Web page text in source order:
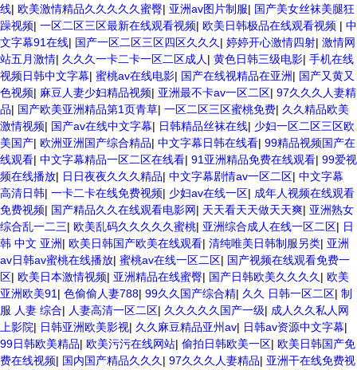
线| 欧美激情精品久久久久久蜜臀| 亚洲av图片制服| 国产美女丝袜美腿狂
躁视频| 一区二区三区最新在线观看视频| 欧美日韩极品在线观看视频 | 中
文字幕91在线| 国产一区二区三区四区久久久 | 婷婷开心激情四射| 激情网
站五月激情| 久久久一卡二卡一区二区成人 | 黄色日韩三级电影| 手机在线
视频日韩中文字幕| 蜜桃av在线电影| 国产在线视精品在亚洲| 国产又黄又
色视频| 麻豆人妻少妇精品视频| 亚洲最不卡av一区二区| 97久久久人妻精
品| 国产欧美亚洲精品第1页青草| 一区二区三区蜜桃免费| 久久精品欧美
激情视频| 国产av在线中文字幕| 日韩精品丝袜在线| 少妇一区二区三区欧
美国产| 欧洲亚洲国产综合精品| 中文字幕日韩在线看| 99精品视频国产在
线观看| 中文字幕精品一区二区在线看| 91亚洲精品免费在线观看| 99爱视
频在线播放| 日日夜夜久久久精品| 中文字幕剧情av一区二区| 中文字幕
高清日韩| 一卡二卡在线免费视频| 少妇av在线一区| 成年人视频在线观看
免费视频| 国产精品久久在线观看电影网| 天天看天天做天天爽| 亚洲熟女
综合乱一二三| 欧美乱码久久久久久蜜桃| 亚洲综合成人在线一区二区| 日
韩 中文 亚洲| 欧美日韩国产欧美在线观看| 清纯唯美日韩制服另类| 亚洲
av日韩av蜜桃在线播放| 蜜桃av在线一区二区| 国产视频在线观看免费一
区| 欧美日本激情视频| 亚洲精品在线蜜臀| 国产日韩欧美久久久久 | 欧美
亚洲欧美91 | 色偷偷人妻788| 99久久国产综合精| 久久 日韩一区二区| 制
服 人妻 综合| 人妻高清一区二区| 久久久久久国产一级| 成人久久私人网
上影院| 日韩亚洲欧美影视| 久久麻豆精品亚州av| 日韩av资源中文字幕|
99日韩欧美精品| 欧美污污在线网站| 偷拍日韩欧美一区| 欧美日韩国产免
费在线视频| 国内国产精品久久久 | 97久久久人妻精品| 亚洲干在线免费视